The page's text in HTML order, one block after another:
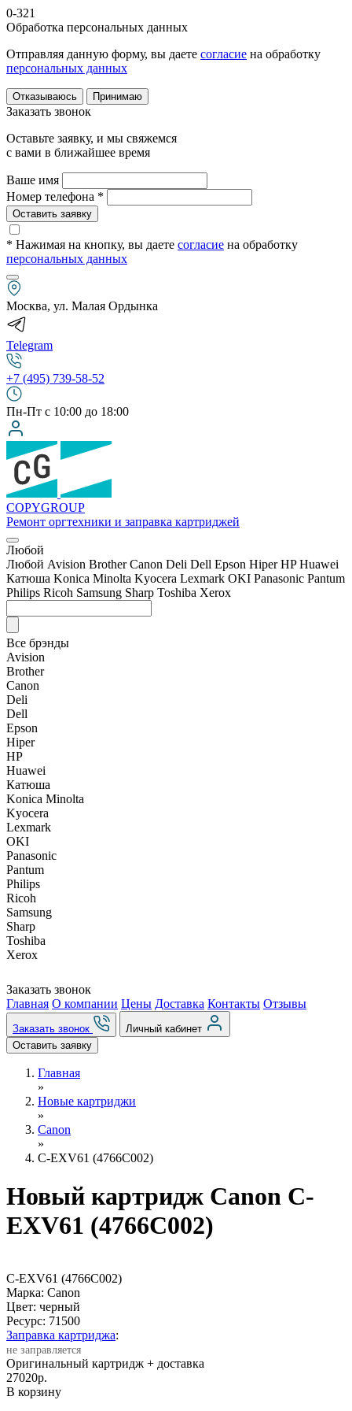
0-321
Обработка персональных данных
Отправляя данную форму, вы даете согласие на обработку
персональных данных
Отказываюсь Принимаю
Заказать звонок
Оставьте заявку, и мы свяжемся
с вами в ближайшее время
Ваше имя
Номер телефона *
Оставить заявку
* Нажимая на кнопку, вы даете согласие на обработку
персональных данных
Москва, ул. Малая Ордынка
Telegram
+7 (495) 739-58-52
Пн-Пт с 10:00 до 18:00
COPYGROUP
Ремонт оргтехники и заправка картриджей
Любой
Любой Avision Brother Canon Deli Dell Epson Hiper HP Huawei
Катюша Konica Minolta Kyocera Lexmark OKI Panasonic Pantum
Philips Ricoh Samsung Sharp Toshiba Xerox
Все брэнды
Avision
Brother
Canon
Deli
Dell
Epson
Hiper
HP
Huawei
Катюша
Konica Minolta
Kyocera
Lexmark
OKI
Panasonic
Pantum
Philips
Ricoh
Samsung
Sharp
Toshiba
Xerox
Заказать звонок
Главная О компании Цены Доставка Контакты Отзывы
Заказать звонок
Личный кабинет
Оставить заявку
Главная
»
Новые картриджи
»
Canon
»
C-EXV61 (4766C002)
Новый картридж Canon C-
EXV61 (4766C002)
C-EXV61 (4766C002)
Марка: Canon
Цвет: черный
Ресурс: 71500
Заправка картриджа:
не заправляется
Оригинальный картридж + доставка
27020р.
В корзину